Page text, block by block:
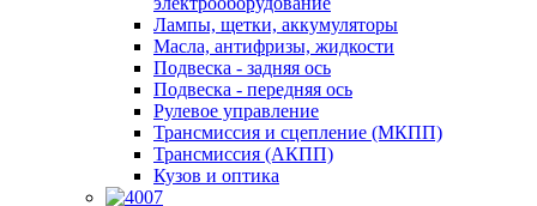
Лампы, щетки, аккумуляторы
Масла, антифризы, жидкости
Подвеска - задняя ось
Подвеска - передняя ось
Рулевое управление
Трансмиссия и сцепление (МКПП)
Трансмиссия (АКПП)
Кузов и оптика